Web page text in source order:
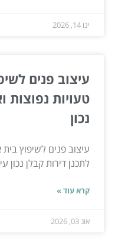
ינו 14, 2026
עיצוב פנים
טעויות נפוצות
נכון
עיצוב פנים לשיפוץ בית
לתכנן דירות קבלן נכון
קרא עוד »
אוג 03, 2026